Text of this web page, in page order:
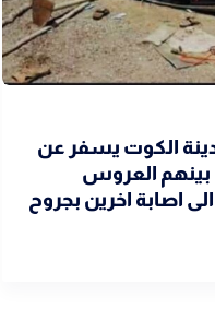
الكوت يسفر عن
العروس
اصابة اخرين بجروح